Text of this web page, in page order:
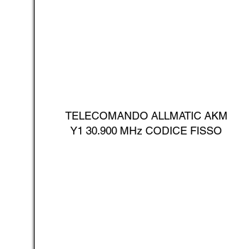
TELECOMANDO ALLMATIC AKM
Y1 30.900 MHz CODICE FISSO